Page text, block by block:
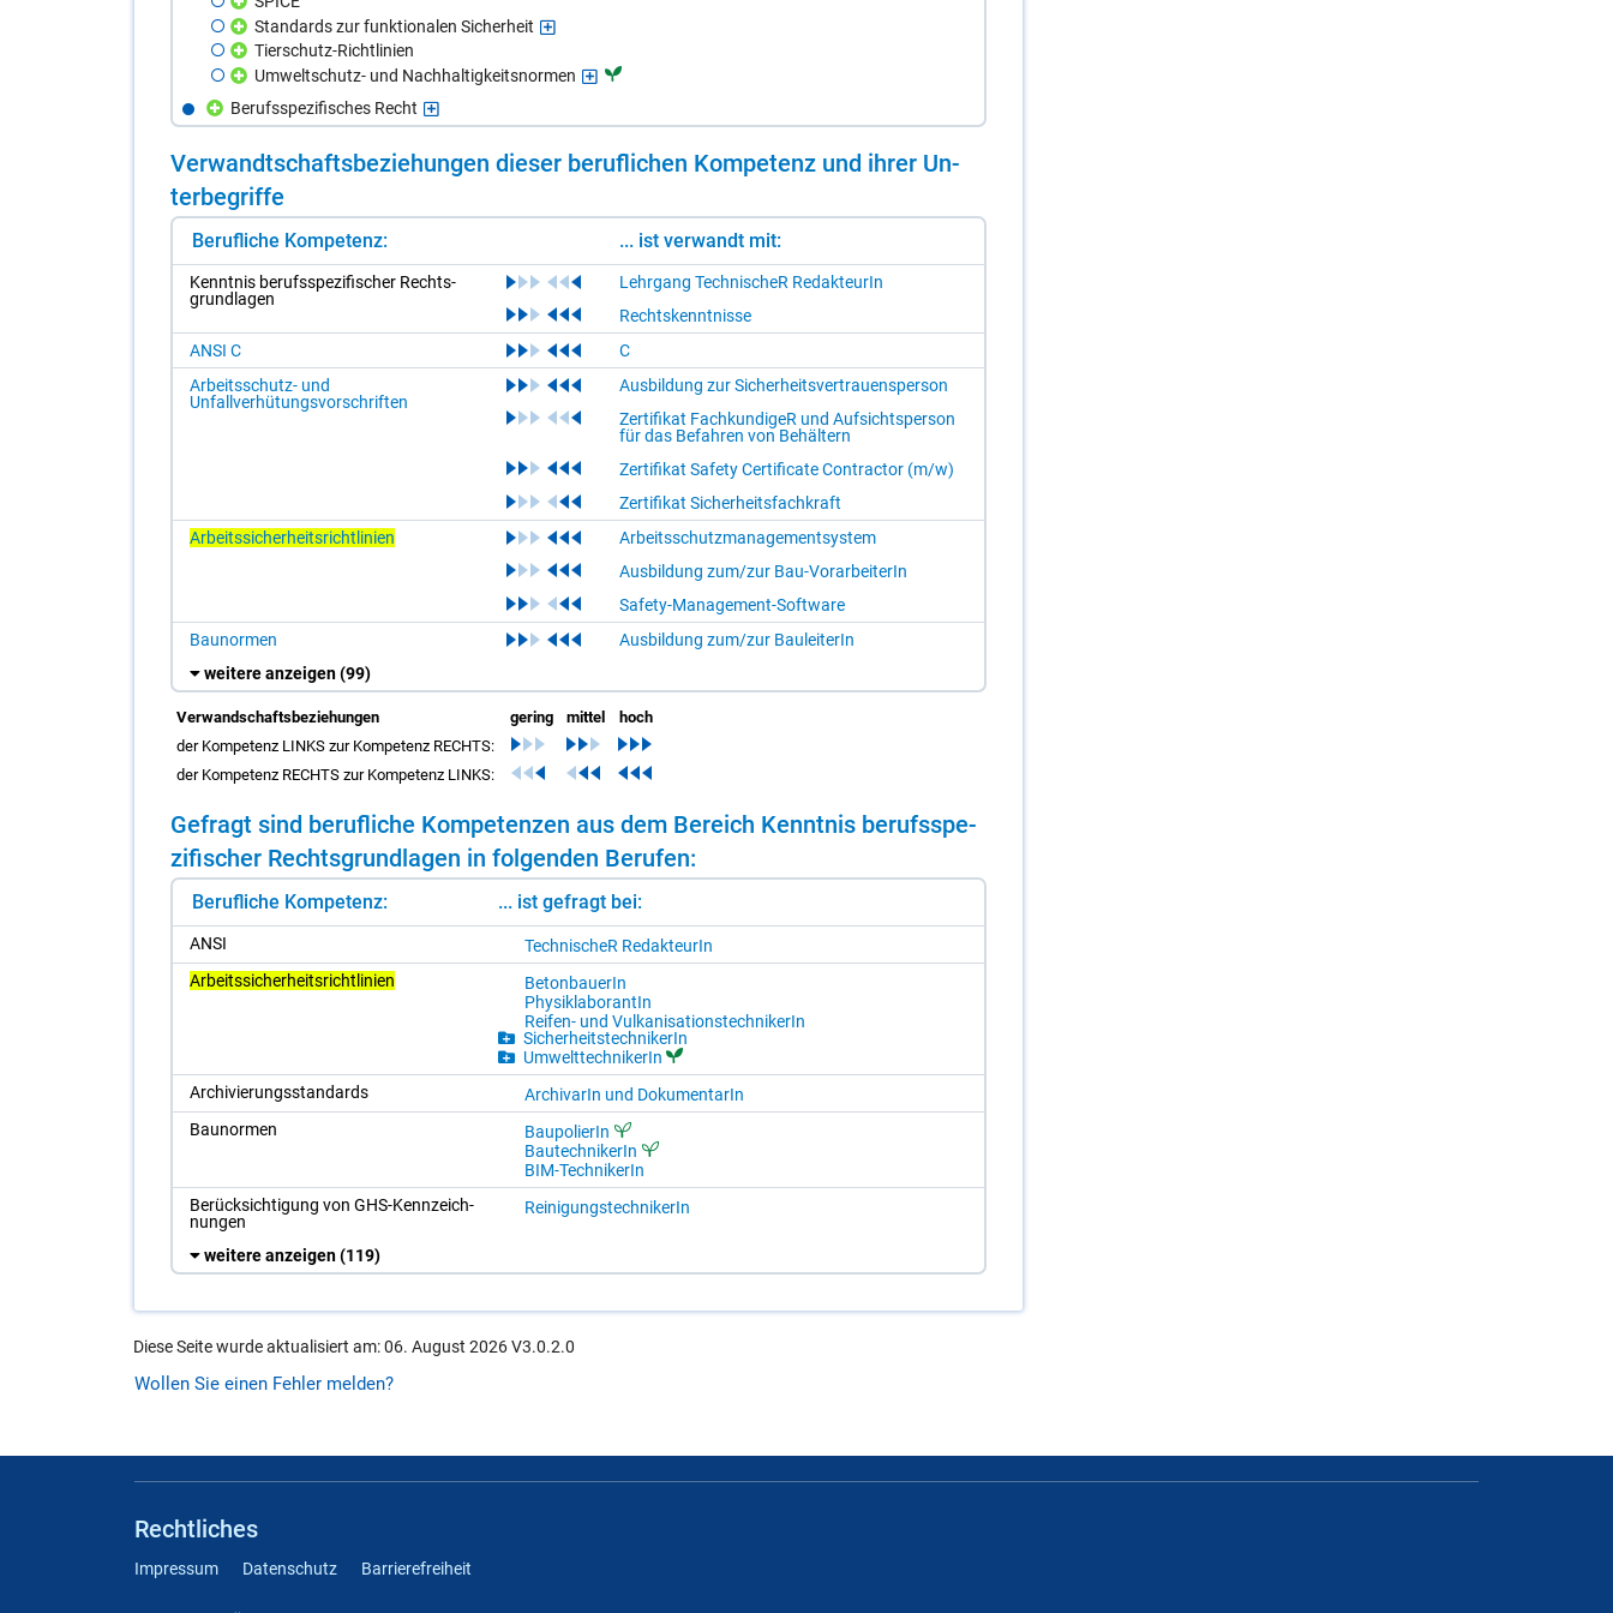
Standards zur funktionalen Sicherheit
Tierschutz-Richtlinien
Umweltschutz- und Nachhaltigkeitsnormen
Berufsspezifisches Recht
Ver­wandt­schafts­be­zie­hun­gen die­ser be­ruf­li­chen Kom­pe­tenz und ih­rer Un­
ter­be­grif­fe
Berufliche Kompetenz: ... ist verwandt mit:
Kennt­nis be­rufs­spe­zi­fi­scher Rechts­
grund­la­gen
Lehrgang TechnischeR RedakteurIn
Rechtskenntnisse
ANSI C
C
Arbeitsschutz- und
Unfallverhütungsvorschriften
Ausbildung zur Sicherheitsvertrauensperson
Zertifikat FachkundigeR und Aufsichtsperson
für das Befahren von Behältern
Zertifikat Safety Certificate Contractor (m/w)
Zertifikat Sicherheitsfachkraft
Arbeitssicherheitsrichtlinien
Arbeitsschutzmanagementsystem
Ausbildung zum/zur Bau-VorarbeiterIn
Safety-Management-Software
Baunormen
Ausbildung zum/zur BauleiterIn
weitere anzeigen(99)
Verwandschaftsbeziehungen gering mittel
hoch
der Kompetenz LINKS zur Kompetenz RECHTS:
der Kompetenz RECHTS zur Kompetenz LINKS:
Ge­fragt sind be­ruf­li­che Kom­pe­ten­zen aus dem Be­reich Kennt­nis be­rufs­spe­
zi­fi­scher Rechts­grund­la­gen in fol­gen­den Be­ru­fen:
Berufliche Kompetenz: ... ist gefragt bei:
ANSI
Tech­ni­scheR Re­dak­teu­rIn
Arbeitssicherheitsrichtlinien
Be­ton­baue­rIn
Phy­sik­la­bo­ran­tIn
Rei­fen- und Vul­ka­ni­sa­ti­ons­tech­ni­ke­rIn
Si­cher­heits­tech­ni­ke­rIn
Um­welt­tech­ni­ke­rIn
Ar­chi­vie­rungs­stan­dards
Ar­chi­va­rIn und Do­ku­men­ta­rIn
Bau­nor­men
Bau­po­lie­rIn
Bau­tech­ni­ke­rIn
BIM-Tech­ni­ke­rIn
Be­rück­sich­ti­gung von GHS-Kenn­zeich­
nun­gen
Rei­ni­gungs­tech­ni­ke­rIn
weitere anzeigen(119)
Diese Seite wurde aktualisiert am: 06. August 2026 V3.0.2.0
Wollen Sie einen Fehler melden?
Rechtliches
Impressum Datenschutz Barrierefreiheit